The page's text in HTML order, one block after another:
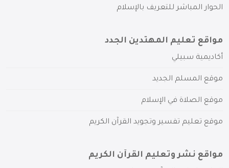
الحوار المباشر للتعريف بالإسلام
مواقع تعليم المهتدين الجدد
أكاديمية سبيلي
موقع المسلم الجديد
موقع الصلاة في الإسلام
موقع تعليم تفسير وتجويد القرآن الكريم
مواقع نشر وتعليم القرآن الكريم